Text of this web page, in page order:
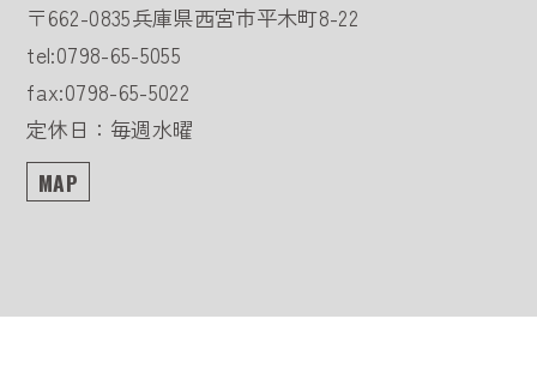
〒662-0835兵庫県西宮市平木町8-22
tel:0798-65-5055
fax:0798-65-5022
定休日：毎週水曜
MAP